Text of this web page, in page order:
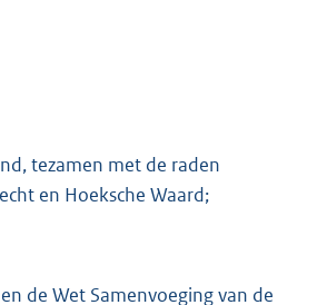
tezamen met de raden
en Hoeksche Waard;
de Wet Samenvoeging van de